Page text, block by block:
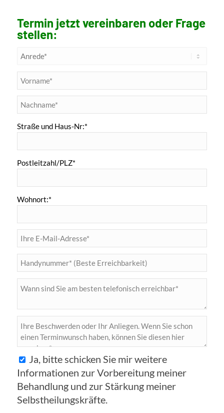
Termin jetzt vereinbaren oder Frage
stellen:
Straße und Haus-Nr:*
Postleitzahl/PLZ*
Wohnort:*
Ja, bitte schicken Sie mir weitere
Informationen zur Vorbereitung meiner
Behandlung und zur Stärkung meiner
Selbstheilungskräfte.